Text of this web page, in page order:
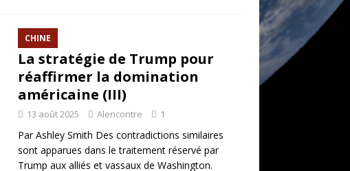
CHINE
La stratégie de Trump pour
réaffirmer la domination
américaine (III)
13 août 2025 Alencontre 1
Par Ashley Smith Des contradictions similaires
sont apparues dans le traitement réservé par
Trump aux alliés et vassaux de Washington.